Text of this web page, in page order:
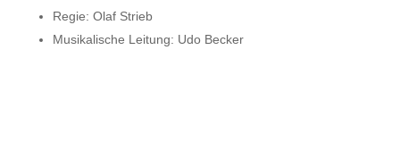
Regie: Olaf Strieb
Musikalische Leitung: Udo Becker